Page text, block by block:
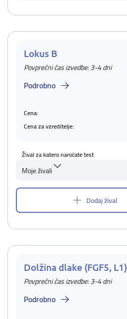
Lokus B
Povprečni čas izvedbe: 3-4 dni
Podrobno
Cena:
Cena za vzreditelje:
Žival za katero naročate test
Moje živali
Dodaj žival
Dolžina dlake (FGF5, L1)
Povprečni čas izvedbe: 3-4 dni
Podrobno